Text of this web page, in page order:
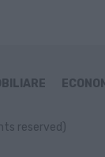
reserved)